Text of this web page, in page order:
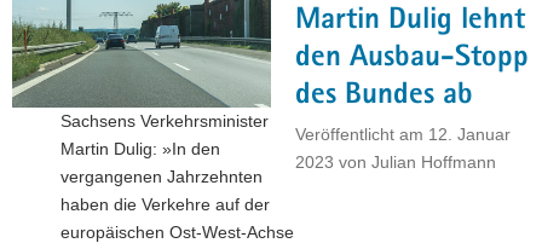
wird
umfassend
erneuert"
Martin Dulig lehnt
den Ausbau-Stopp
des Bundes ab
Veröffentlicht am 12. Januar
2023 von Julian Hoffmann
Sachsens Verkehrsminister
Martin Dulig: »In den
vergangenen Jahrzehnten
haben die Verkehre auf der
europäischen Ost-West-Achse